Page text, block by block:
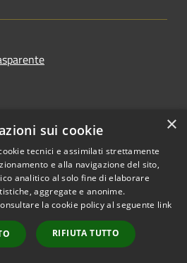
Copyright © 2026 • Comune di
Municipium•
Accesso
redazione
×
sui cookie
tecnici e assimilati strettamente
e alla navigazione del sito,
analitico al solo fine di elaborare
aggregate e anonime.
la cookie policy al seguente link
RIFIUTA TUTTO